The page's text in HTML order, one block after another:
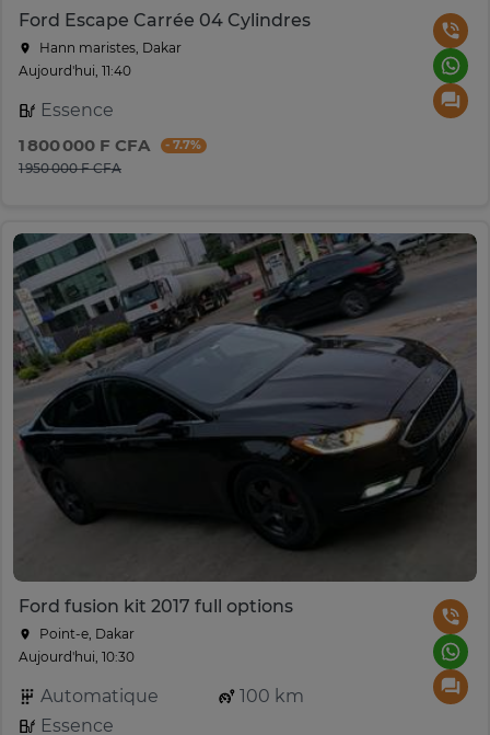
Ford Escape Carrée 04 Cylindres
Hann maristes, Dakar
Aujourd'hui, 11:40
Essence
1 800 000 F CFA
- 7.7%
1 950 000 F CFA
Ford fusion kit 2017 full options
Point-e, Dakar
Aujourd'hui, 10:30
Automatique
100 km
Essence